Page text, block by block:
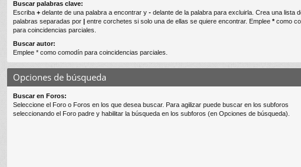
s
Buscar palabras clave:
Escriba + delante de una palabra a encontrar y - delante de la palabra para excluirla. Crea una lista
palabras separadas por | entre corchetes si solo una de ellas se quiere encontrar. Emplee *como
para coincidencias parciales.
Buscar autor:
Emplee * como comodín para coincidencias parciales.
Opciones de búsqueda
Buscar en Foros:
Seleccione el Foro o Foros en los que desea buscar. Para agilizar puede buscar en los subforos
seleccionando el Foro padre y habilitar la búsqueda en los subforos (en Opciones de búsqueda).